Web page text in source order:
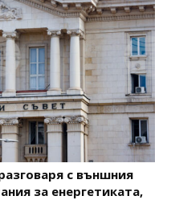
с външния
за енергетиката,